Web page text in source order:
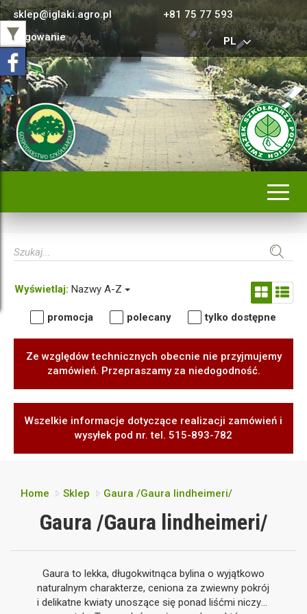
sklep@iglaki.agro.pl
+81 75 77 593
Logowanie
PL
Wyświetlaj: Nazwy A-Z
promocja polecany tylko dostępne
Ze względów technicznych obecnie nie przyjmujemy
zamówień. Przepraszamy za niedogodność.
Wszelkie informacje dotyczące realizacji zamówień i
wysyłek pod nr. tel. 515-893-782
Home Sklep Gaura /Gaura lindheimeri/
Gaura /Gaura lindheimeri/
Gaura to lekka, długokwitnąca bylina o wyjątkowo
naturalnym charakterze, ceniona za zwiewny pokrój
i delikatne kwiaty unoszące się ponad liśćmi niczym